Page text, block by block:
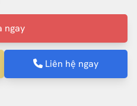
ngay
Liên hệ ngay